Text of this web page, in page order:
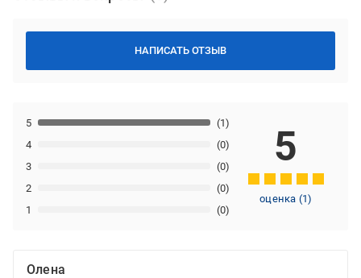
НАПИСАТЬ ОТЗЫВ
1 (0)
2 (0)
3 (0)
4 (0)
5 (1)
5
оценка (1)
Олена